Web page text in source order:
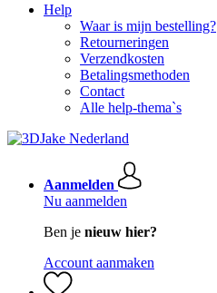
Help
Waar is mijn bestelling?
Retourneringen
Verzendkosten
Betalingsmethoden
Contact
Alle help-thema`s
Aanmelden
Nu aanmelden
Ben je nieuw hier?
Account aanmaken